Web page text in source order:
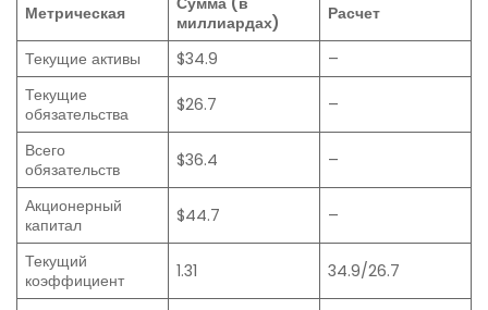
Метрическая
миллиардах)
Расчет
Текущие активы $34.9
–
Текущие
обязательства
$26.7 –
Всего
обязательств
$36.4 –
Акционерный
капитал
$44.7 –
Текущий
коэффициент
1.31 34.9/26.7